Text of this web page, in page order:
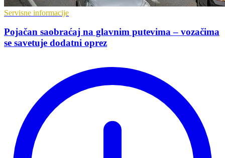
Servisne informacije
Pojačan saobraćaj na glavnim putevima – vozačima
se savetuje dodatni oprez